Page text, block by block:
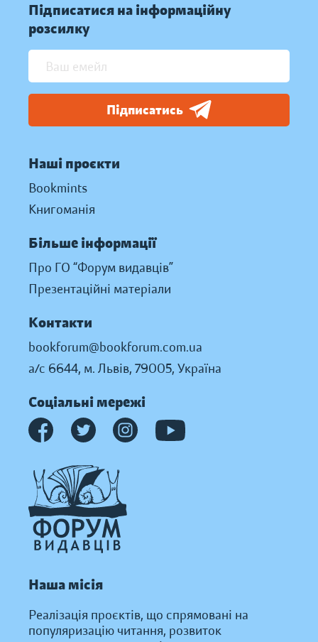
Підписатися на інформаційну
розсилку
Підписатись
Наші проєкти
Bookmints
Книгоманія
Більше інформації
Про ГО “Форум видавців”
Презентаційні матеріали
Контакти
bookforum@bookforum.com.ua
а/с 6644, м. Львів, 79005, Україна
Соціальні мережі
Наша місія
Реалізація проєктів, що спрямовані на
популяризацію читання, розвиток